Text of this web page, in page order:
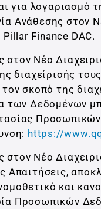
για
Ανάθεσης στον
Finance DAC.
Νέο
διαχείρισής
τον σκοπό της
των Δεδομένων
https://
Νέο
Απαιτήσεις,
και
Προσωπικών